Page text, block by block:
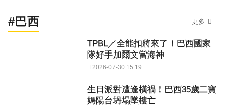
#巴西 更多
TPBL／全能扣將來了！巴西國家
隊好手加爾文當海神
2026-07-30 15:19
生日派對遭逢橫禍！巴西35歲二寶
媽陽台坍塌墜樓亡